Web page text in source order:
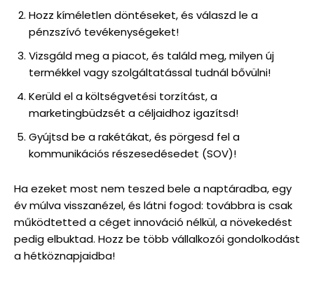
Hozz kíméletlen döntéseket, és válaszd le a
pénzszívó tevékenységeket!
Vizsgáld meg a piacot, és találd meg, milyen új
termékkel vagy szolgáltatással tudnál bővülni!
Kerüld el a költségvetési torzítást, a
marketingbüdzsét a céljaidhoz igazítsd!
Gyújtsd be a rakétákat, és pörgesd fel a
kommunikációs részesedésedet (SOV)!
Ha ezeket most nem teszed bele a naptáradba, egy
év múlva visszanézel, és látni fogod: továbbra is csak
működtetted a céget innováció nélkül, a növekedést
pedig elbuktad. Hozz be több vállalkozói gondolkodást
a hétköznapjaidba!